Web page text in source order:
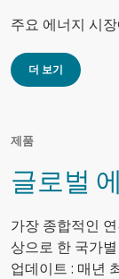
주요 에너지 시
더 보기
제품
글로벌
가장 종합적인
상으로 한 국가
업데이트 : 매년